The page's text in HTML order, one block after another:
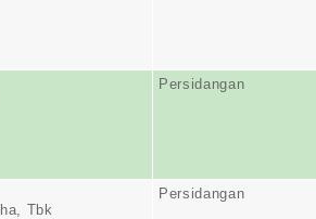
Persidangan
Tbk
Persidangan